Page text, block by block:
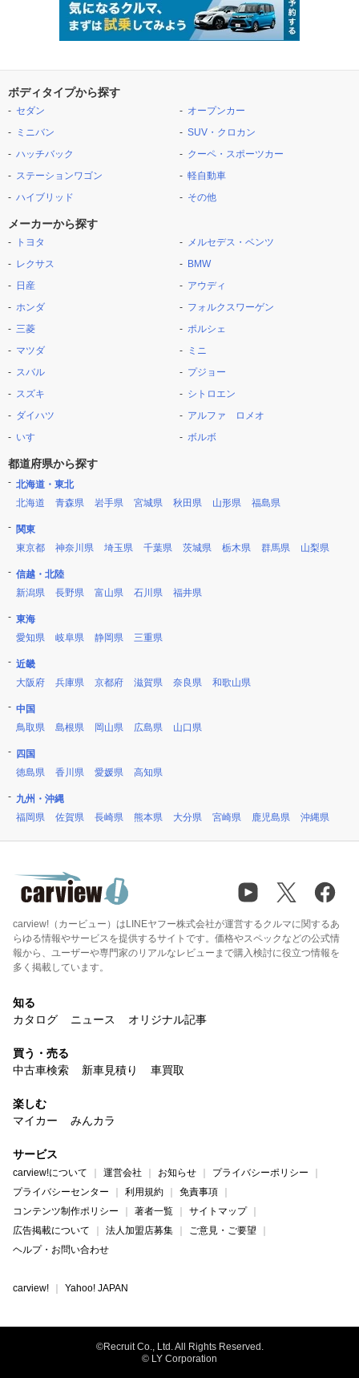
ボディタイプから探す
セダン
ミニバン
ハッチバック
ステーションワゴン
ハイブリッド
オープンカー
SUV・クロカン
クーペ・スポーツカー
軽自動車
その他
メーカーから探す
トヨタ
レクサス
日産
ホンダ
三菱
マツダ
スバル
スズキ
ダイハツ
いすゞ
メルセデス・ベンツ
BMW
アウディ
フォルクスワーゲン
ポルシェ
ミニ
プジョー
シトロエン
アルファ ロメオ
ボルボ
都道府県から探す
北海道・東北
北海道
青森県 岩手県 宮城県 秋田県 山形県 福島県
関東
東京都
神奈川県 埼玉県 千葉県 茨城県 栃木県 群馬県 山梨県
信越・北陸
新潟県
長野県 富山県 石川県 福井県
東海
愛知県
岐阜県 静岡県 三重県
近畿
大阪府
兵庫県 京都府 滋賀県 奈良県 和歌山県
中国
鳥取県
島根県 岡山県 広島県 山口県
四国
徳島県
香川県 愛媛県 高知県
九州・沖縄
福岡県
佐賀県 長崎県 熊本県 大分県 宮崎県 鹿児島県 沖縄県
carview!（カービュー）はLINEヤフー株式会社が運営するクルマに関するあ
らゆる情報やサービスを提供するサイトです。価格やスペックなどの公式情
報から、ユーザーや専門家のリアルなレビューまで購入検討に役立つ情報を
多く掲載しています。
知る
カタログ
ニュース オリジナル記事
買う・売る
中古車検索
新車見積り 車買取
楽しむ
マイカー
みんカラ
サービス
carview!について 運営会社 お知らせ
プライバシーポリシー
プライバシーセンター
利用規約
免責事項
コンテンツ制作ポリシー
著者一覧
サイトマップ
広告掲載について
法人加盟店募集
ご意見・ご要望
ヘルプ・お問い合わせ
carview! Yahoo! JAPAN
©Recruit Co., Ltd. All Rights Reserved.
© LY Corporation